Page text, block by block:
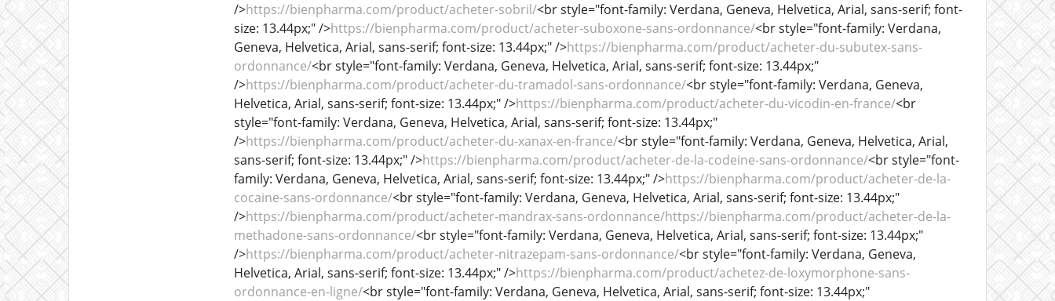
/>https://bienpharma.com/product/acheter-sobril/<br style="font-family: Verdana, Geneva, Helvetica, Arial, sans-serif; font-
size: 13.44px;" />https://bienpharma.com/product/acheter-suboxone-sans-ordonnance/<br style="font-family: Verdana,
Geneva, Helvetica, Arial, sans-serif; font-size: 13.44px;" />https://bienpharma.com/product/acheter-du-subutex-sans-
ordonnance/<br style="font-family: Verdana, Geneva, Helvetica, Arial, sans-serif; font-size: 13.44px;"
/>https://bienpharma.com/product/acheter-du-tramadol-sans-ordonnance/<br style="font-family: Verdana, Geneva,
Helvetica, Arial, sans-serif; font-size: 13.44px;" />https://bienpharma.com/product/acheter-du-vicodin-en-france/<br
style="font-family: Verdana, Geneva, Helvetica, Arial, sans-serif; font-size: 13.44px;"
/>https://bienpharma.com/product/acheter-du-xanax-en-france/<br style="font-family: Verdana, Geneva, Helvetica, Arial,
sans-serif; font-size: 13.44px;" />https://bienpharma.com/product/acheter-de-la-codeine-sans-ordonnance/<br style="font-
family: Verdana, Geneva, Helvetica, Arial, sans-serif; font-size: 13.44px;" />https://bienpharma.com/product/acheter-de-la-
cocaine-sans-ordonnance/<br style="font-family: Verdana, Geneva, Helvetica, Arial, sans-serif; font-size: 13.44px;"
/>https://bienpharma.com/product/acheter-mandrax-sans-ordonnance/https://bienpharma.com/product/acheter-de-la-
methadone-sans-ordonnance/<br style="font-family: Verdana, Geneva, Helvetica, Arial, sans-serif; font-size: 13.44px;"
/>https://bienpharma.com/product/acheter-nitrazepam-sans-ordonnance/<br style="font-family: Verdana, Geneva,
Helvetica, Arial, sans-serif; font-size: 13.44px;" />https://bienpharma.com/product/achetez-de-loxymorphone-sans-
ordonnance-en-ligne/<br style="font-family: Verdana, Geneva, Helvetica, Arial, sans-serif; font-size: 13.44px;"